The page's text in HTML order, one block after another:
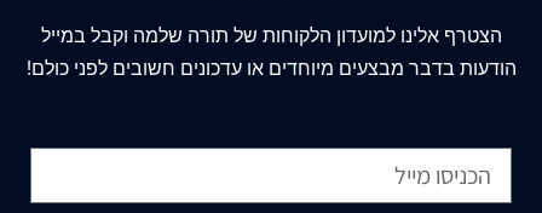
הצטרף אלינו למועדון הלקוחות של תורה שלמה וקבל במייל
הודעות בדבר מבצעים מיוחדים או עדכונים חשובים לפני כולם!